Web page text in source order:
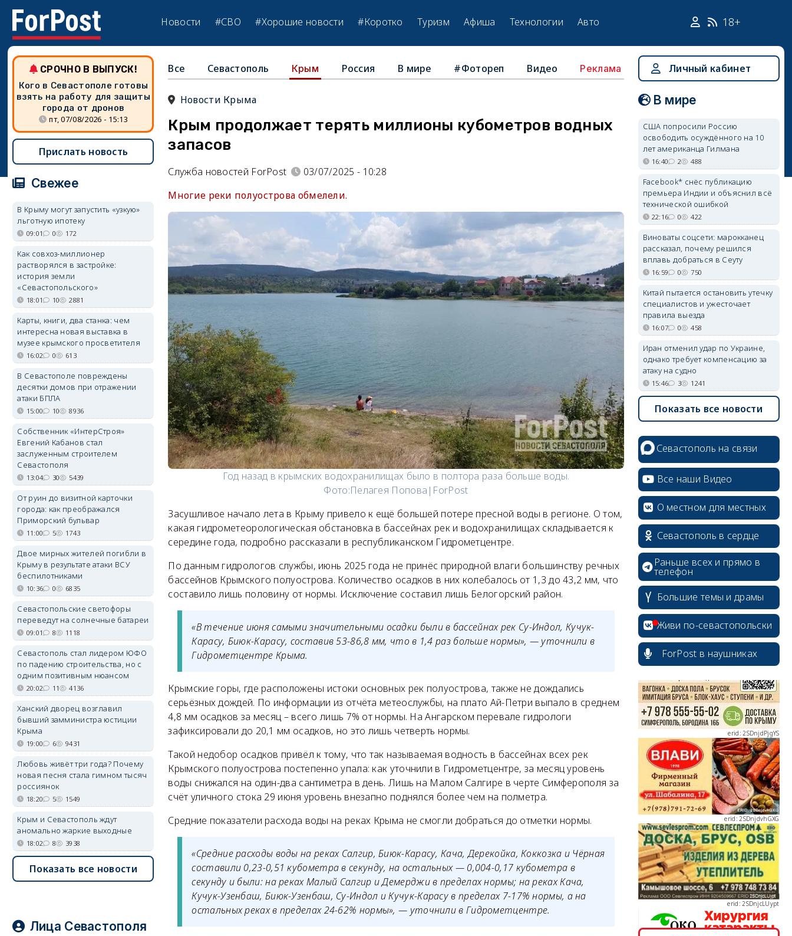
Новости #СВО #Хорошие новости #Коротко Туризм Афиша Технологии Авто 18+
Все Севастополь Крым Россия В мире #Фотореп Видео Реклама
Новости Крыма
Крым продолжает терять миллионы кубометров водных
запасов
Служба новостей ForPost
03/07/2025 - 10:28
Многие реки полуострова обмелели.
Год назад в крымских водохранилищах было в полтора раза больше воды.
Фото:Пелагея Попова|ForPost
Засушливое начало лета в Крыму привело к ещё большей потере пресной воды в регионе. О том,
какая гидрометеорологическая обстановка в бассейнах рек и водохранилищах складывается к
середине года, подробно рассказали в республиканском Гидрометцентре.
По данным гидрологов службы, июнь 2025 года не принёс природной влаги большинству речных
бассейнов Крымского полуострова. Количество осадков в них колебалось от 1,3 до 43,2 мм, что
составило лишь половину от нормы. Исключение составил лишь Белогорский район.
«В течение июня самыми значительными осадки были в бассейнах рек Су-Индол, Кучук-
Карасу, Биюк-Карасу, составив 53-86,8 мм, что в 1,4 раз больше нормы», — уточнили в
Гидрометцентре Крыма.
Крымские горы, где расположены истоки основных рек полуострова, также не дождались
серьёзных дождей. По информации из отчёта метеослужбы, на плато Ай-Петри выпало в среднем
4,8 мм осадков за месяц – всего лишь 7% от нормы. На Ангарском перевале гидрологи
зафиксировали до 20,1 мм осадков, но это лишь четверть нормы.
Такой недобор осадков привёл к тому, что так называемая водность в бассейнах всех рек
Крымского полуострова постепенно упала: как уточнили в Гидрометцентре, за месяц уровень
воды снижался на один-два сантиметра в день. Лишь на Малом Салгире в черте Симферополя за
счёт уличного стока 29 июня уровень внезапно поднялся более чем на полметра.
Средние показатели расхода воды на реках Крыма не смогли добраться до отметки нормы.
«Средние расходы воды на реках Салгир, Биюк-Карасу, Кача, Дерекойка, Коккозка и Чёрная
составили 0,23-0,51 кубометра в секунду, на остальных — 0,004-0,17 кубометра в
секунду и были: на реках Малый Салгир и Демерджи в пределах нормы; на реках Кача,
Кучук-Узенбаш, Биюк-Узенбаш, Су-Индол и Кучук-Карасу в пределах 7-17% нормы, а на
остальных реках в пределах 24-62% нормы», — уточнили в Гидрометцентре.
СРОЧНО В ВЫПУСК!
Кого в Севастополе готовы
взять на работу для защиты
города от дронов
пт, 07/08/2026 - 15:13
Прислать новость
Свежее
В Крыму могут запустить «узкую»
льготную ипотеку
09:01 0 172
Как совхоз-миллионер
растворялся в застройке:
история земли
«Севастопольского»
18:01 10 2881
Карты, книги, два станка: чем
интересна новая выставка в
музее крымского просветителя
16:02 0 613
В Севастополе повреждены
десятки домов при отражении
атаки БПЛА
15:00 10 8936
Собственник «ИнтерСтроя»
Евгений Кабанов стал
заслуженным строителем
Севастополя
13:04 30 5439
От руин до визитной карточки
города: как преображался
Приморский бульвар
11:00 5 1743
Двое мирных жителей погибли в
Крыму в результате атаки ВСУ
беспилотниками
10:36 0 6835
Севастопольские светофоры
переведут на солнечные батареи
09:01 8 1118
Севастополь стал лидером ЮФО
по падению строительства, но с
одним позитивным нюансом
20:02 11 4136
Ханский дворец возглавил
бывший замминистра юстиции
Крыма
19:00 6 9431
Любовь живёт три года? Почему
новая песня стала гимном тысяч
россиянок
18:20 5 1549
Крым и Севастополь ждут
аномально жаркие выходные
18:02 8 3938
Показать все новости
Лица Севастополя
Личный кабинет
В мире
США попросили Россию
освободить осуждённого на 10
лет американца Гилмана
16:40 2 488
Facebook* снёс публикацию
премьера Индии и объяснил всё
технической ошибкой
22:16 0 422
Виноваты соцсети: марокканец
рассказал, почему решился
вплавь добраться в Сеуту
16:59 0 750
Китай пытается остановить утечку
специалистов и ужесточает
правила выезда
16:07 0 458
Иран отменил удар по Украине,
однако требует компенсацию за
атаку на судно
15:46 3 1241
Показать все новости
Севастополь на связи
Все наши Видео
О местном для местных
Севастополь в сердце
Раньше всех и прямо в
телефон
Большие темы и драмы
Живи по-севастопольски
ForPost в наушниках
erid: 2SDnjcrDNw6
erid: 2SDnjdPjgYS
erid: 2SDnjdvhGXG
erid: 2SDnjcLUypt